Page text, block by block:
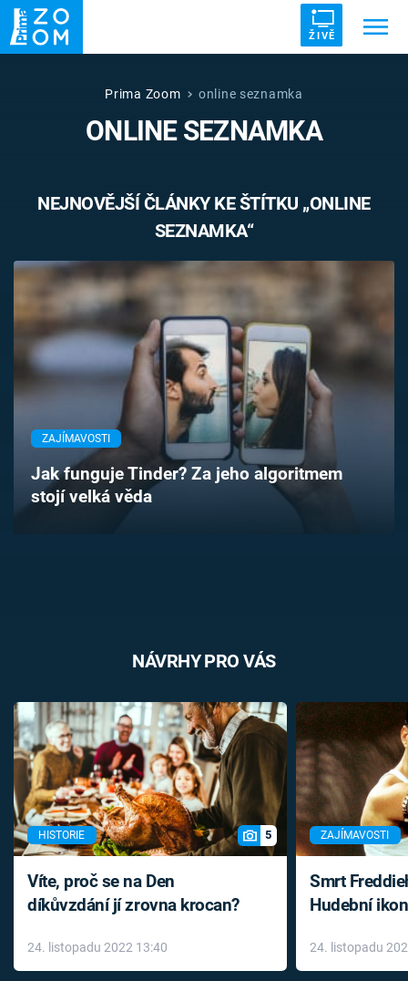
ŽIVĚ
ZRÁDCI UFO DRUHÁ SVĚTOVÁ VÁLKA
VETŘELCI DÁVNOVĚKU
Témata
Pořady
Časopis
Sledujte prima+
Prima Zoom online seznamka
ONLINE SEZNAMKA
NEJNOVĚJŠÍ ČLÁNKY KE ŠTÍTKU „ONLINE
SEZNAMKA“
ZAJÍMAVOSTI
Jak funguje Tinder? Za jeho algoritmem
stojí velká věda
NÁVRHY PRO VÁS
HISTORIE 5
Víte, proč se na Den
díkůvzdání jí zrovna krocan?
24. listopadu 2022 13:40
ZAJÍMAVOSTI
Smrt
Hudební
léky
24. listopadu